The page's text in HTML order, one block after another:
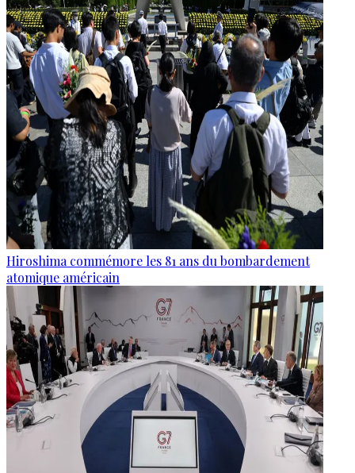
Hiroshima commémore les 81 ans du bombardement
atomique américain